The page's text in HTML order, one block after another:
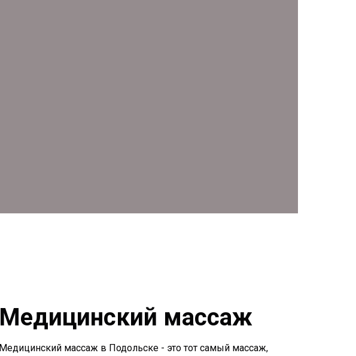
Медицинский массаж
Медицинский массаж в Подольске - это тот самый массаж,